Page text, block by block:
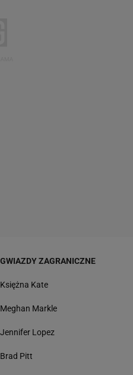
GWIAZDY ZAGRANICZNE
Księżna Kate
Meghan Markle
Jennifer Lopez
Brad Pitt